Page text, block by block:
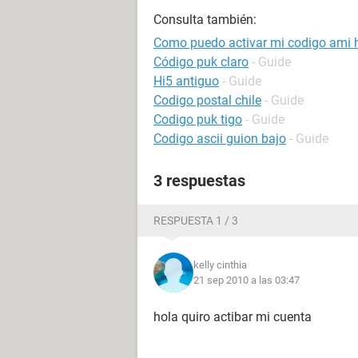
Consulta también:
Como puedo activar mi codigo ami
Código puk claro - Guide
Hi5 antiguo - Guide
Codigo postal chile - Guide
Codigo puk tigo - Guide
Codigo ascii guion bajo - Guide
3 respuestas
RESPUESTA 1 / 3
kelly cinthia
21 sep 2010 a las 03:47
hola quiro actibar mi cuenta